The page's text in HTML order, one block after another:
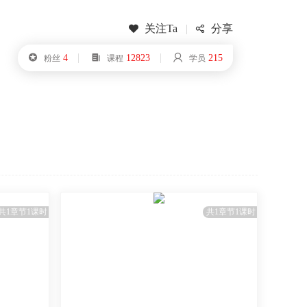
 关注Ta |  分享
 粉丝 4 |  课程 12823 |  学员 215
1章节1课时 共1章节1课时